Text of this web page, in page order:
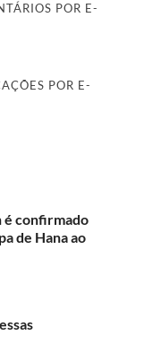
POR E-
POR E-
é confirmado
de Hana ao